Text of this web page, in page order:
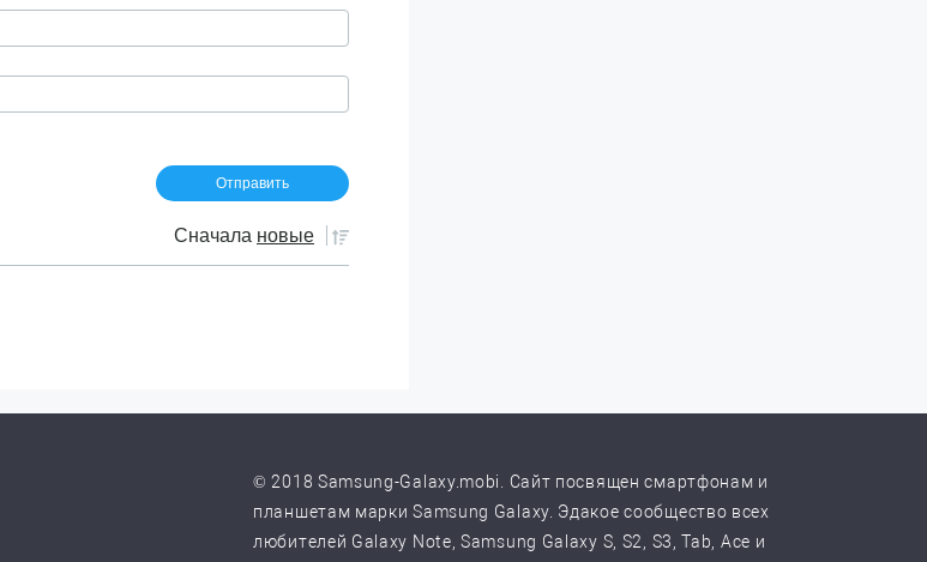
Сначала новые
© 2018 Samsung-Galaxy.mobi. Сайт посвящен смартфонам и
планшетам марки Samsung Galaxy. Эдакое сообщество всех
любителей Galaxy Note, Samsung Galaxy S, S2, S3, Tab, Ace и